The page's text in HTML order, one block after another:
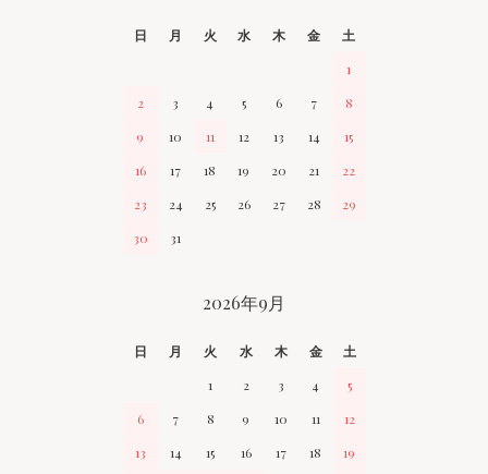
日 月 火 水 木 金
土
1
2
3 4 5 6 7
8
9
10 11 12 13 14
15
16
17 18 19 20 21
22
23
24 25 26 27 28
29
30
31
2026年9月
日 月 火 水 木 金
土
1
2 3 4
5
6
7 8 9 10 11
12
13
14 15 16 17 18
19